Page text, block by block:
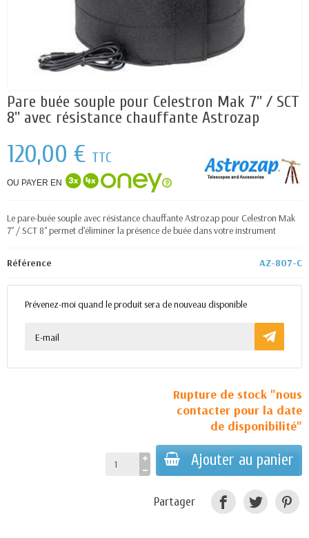
Pare buée souple pour Celestron Mak 7'' / SCT
8'' avec résistance chauffante Astrozap
120,00 € TTC
OU PAYER EN
Le pare-buée souple avec résistance chauffante Astrozap pour Celestron Mak
7'' / SCT 8'' permet d’éliminer la présence de buée dans votre instrument
Référence AZ-807-C
Prévenez-moi quand le produit sera de nouveau disponible
Rupture de stock "nous
contacter pour la date
de disponibilité"
Ajouter au panier
Partager